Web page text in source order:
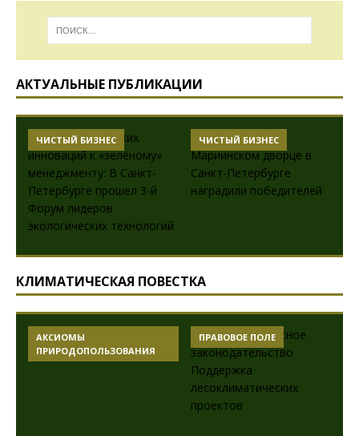
АКТУАЛЬНЫЕ ПУБЛИКАЦИИ
ЧИСТЫЙ БИЗНЕС
ДЕНЬГИ -
ПРИМЕНЕНИЮ
КЛИМАТИЧЕСКАЯ ПОВЕСТКА
ЧИСТЫЙ БИЗНЕС